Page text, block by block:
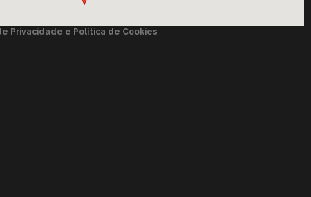
Privacidade e Política de Cookies